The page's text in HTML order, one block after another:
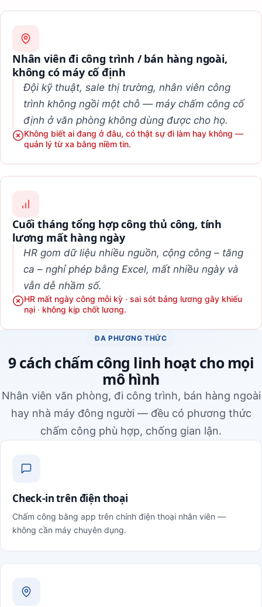
Nhân viên đi công trình / bán hàng ngoài,
không có máy cố định
Đội kỹ thuật, sale thị trường, nhân viên công
trình không ngồi một chỗ — máy chấm công cố
định ở văn phòng không dùng được cho họ.
Không biết ai đang ở đâu, có thật sự đi làm hay không —
quản lý từ xa bằng niềm tin.
Cuối tháng tổng hợp công thủ công, tính
lương mất hàng ngày
HR gom dữ liệu nhiều nguồn, cộng công – tăng
ca – nghỉ phép bằng Excel, mất nhiều ngày và
vẫn dễ nhầm số.
HR mất ngày công mỗi kỳ · sai sót bảng lương gây khiếu
nại · không kịp chốt lương.
ĐA PHƯƠNG THỨC
9 cách chấm công linh hoạt cho mọi
mô hình
Nhân viên văn phòng, đi công trình, bán hàng ngoài
hay nhà máy đông người — đều có phương thức
chấm công phù hợp, chống gian lận.
Check-in trên điện thoại
Chấm công bằng app trên chính điện thoại nhân viên —
không cần máy chuyên dụng.